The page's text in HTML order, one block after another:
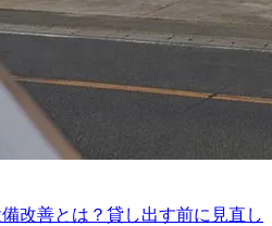
改善とは？貸し出す前に見直し